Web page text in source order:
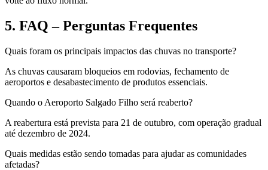
5. FAQ – Perguntas Frequentes
Quais foram os principais impactos das chuvas no transporte?
As chuvas causaram bloqueios em rodovias, fechamento de
aeroportos e desabastecimento de produtos essenciais.
Quando o Aeroporto Salgado Filho será reaberto?
A reabertura está prevista para 21 de outubro, com operação gradual
até dezembro de 2024.
Quais medidas estão sendo tomadas para ajudar as comunidades
afetadas?